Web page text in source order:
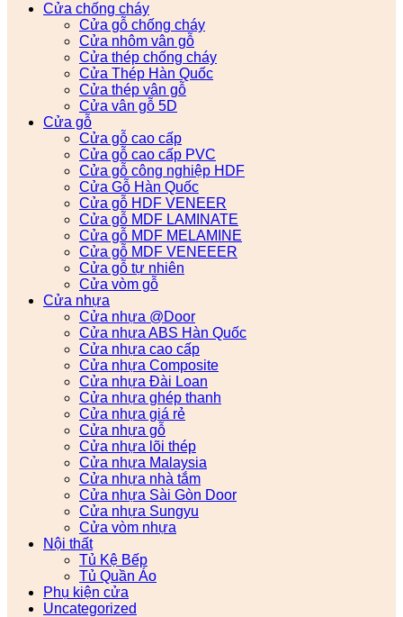
Cửa chống cháy
Cửa gỗ chống cháy
Cửa nhôm vân gỗ
Cửa thép chống cháy
Cửa Thép Hàn Quốc
Cửa thép vân gỗ
Cửa vân gỗ 5D
Cửa gỗ
Cửa gỗ cao cấp
Cửa gỗ cao cấp PVC
Cửa gỗ công nghiệp HDF
Cửa Gỗ Hàn Quốc
Cửa gỗ HDF VENEER
Cửa gỗ MDF LAMINATE
Cửa gỗ MDF MELAMINE
Cửa gỗ MDF VENEEER
Cửa gỗ tự nhiên
Cửa vòm gỗ
Cửa nhựa
Cửa nhựa @Door
Cửa nhựa ABS Hàn Quốc
Cửa nhựa cao cấp
Cửa nhựa Composite
Cửa nhựa Đài Loan
Cửa nhựa ghép thanh
Cửa nhựa giá rẻ
Cửa nhựa gỗ
Cửa nhựa lõi thép
Cửa nhựa Malaysia
Cửa nhựa nhà tắm
Cửa nhựa Sài Gòn Door
Cửa nhựa Sungyu
Cửa vòm nhựa
Nội thất
Tủ Kệ Bếp
Tủ Quần Áo
Phụ kiện cửa
Uncategorized